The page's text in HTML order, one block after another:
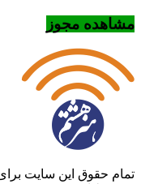
مشاهده مجوز
تمام حقوق این سایت